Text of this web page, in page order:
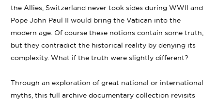
the Allies, Switzerland never took sides during WWII and
Pope John Paul II would bring the Vatican into the
modern age. Of course these notions contain some truth,
but they contradict the historical reality by denying its
complexity. What if the truth were slightly different?
Through an exploration of great national or international
myths, this full archive documentary collection revisits